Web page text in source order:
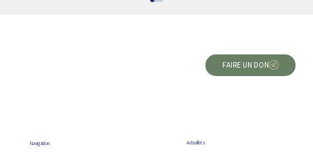
FAIRE UN DON
Navigation Actualités